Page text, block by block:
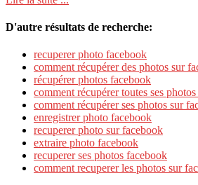
D'autre résultats de recherche:
recuperer photo facebook
comment récupérer des photos sur
récupérer photos facebook
comment récupérer toutes ses
comment récupérer ses photos sur
enregistrer photo facebook
recuperer photo sur facebook
extraire photo facebook
recuperer ses photos facebook
comment recuperer les photos sur